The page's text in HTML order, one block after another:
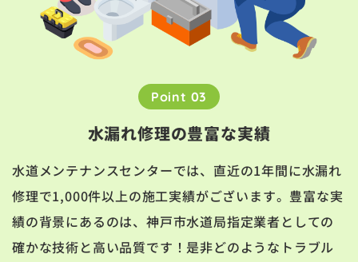
Point 03
水漏れ修理の豊富な実績
水道メンテナンスセンターでは、直近の1年間に水漏れ
修理で1,000件以上の施工実績がございます。豊富な実
績の背景にあるのは、神戸市水道局指定業者としての
確かな技術と高い品質です！是非どのようなトラブル